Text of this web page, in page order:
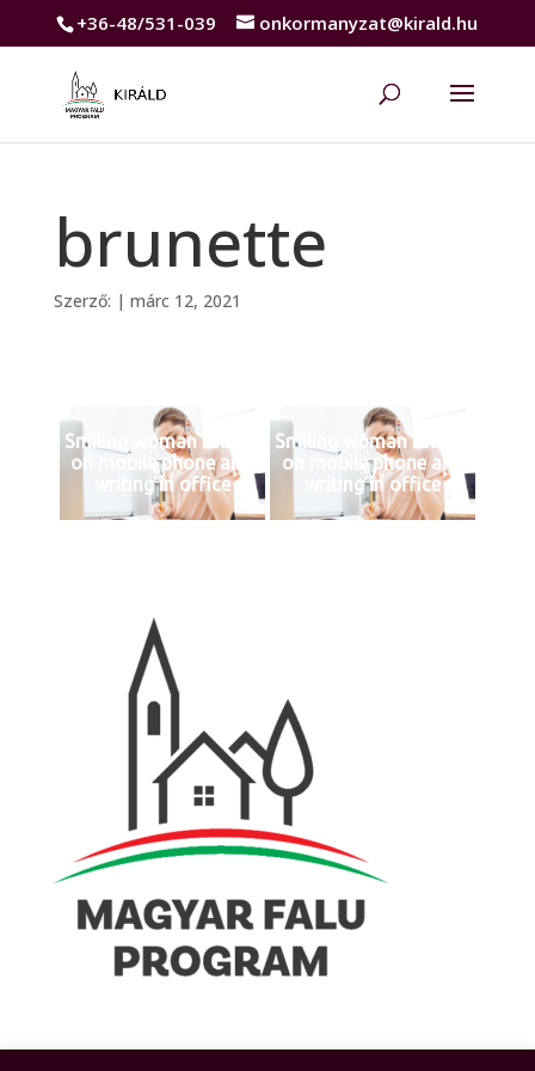
+36-48/531-039 onkormanyzat@kirald.hu
brunette
Szerző: | márc 12, 2021
Smiling woman talking
on mobile phone and
writing in office
Smiling woman talking
on mobile phone and
writing in office